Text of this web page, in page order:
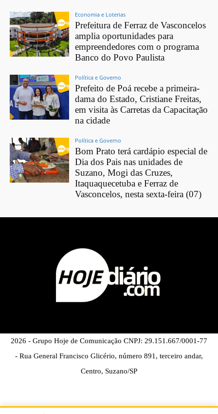
Economia e Loterias
Prefeitura de Ferraz de Vasconcelos
amplia oportunidades para
empreendedores com o programa
Banco do Povo Paulista
Política e Governo
Prefeito de Poá recebe a primeira-
dama do Estado, Cristiane Freitas,
em visita às Carretas da Capacitação
na cidade
Política e Governo
Bom Prato terá cardápio especial de
Dia dos Pais nas unidades de
Suzano, Mogi das Cruzes,
Itaquaquecetuba e Ferraz de
Vasconcelos, nesta sexta-feira (07)
2026 - Grupo Hoje de Comunicação CNPJ: 29.151.667/0001-77
- Rua General Francisco Glicério, número 891, terceiro andar,
Centro, Suzano/SP